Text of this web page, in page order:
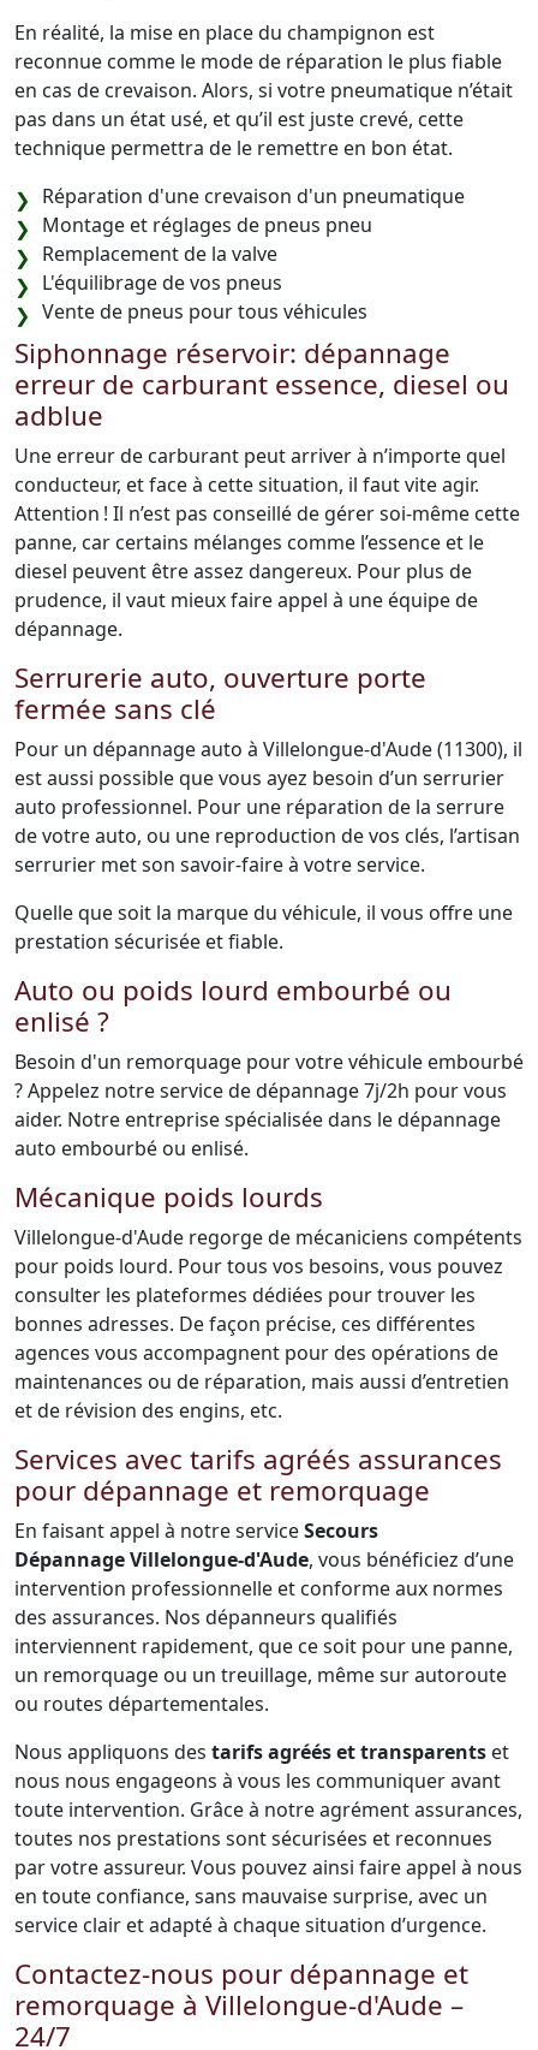
En réalité, la mise en place du champignon est
reconnue comme le mode de réparation le plus fiable
en cas de crevaison. Alors, si votre pneumatique n’était
pas dans un état usé, et qu’il est juste crevé, cette
technique permettra de le remettre en bon état.
Réparation d'une crevaison d'un pneumatique
Montage et réglages de pneus pneu
Remplacement de la valve
L'équilibrage de vos pneus
Vente de pneus pour tous véhicules
Siphonnage réservoir: dépannage
erreur de carburant essence, diesel ou
adblue
Une erreur de carburant peut arriver à n’importe quel
conducteur, et face à cette situation, il faut vite agir.
Attention ! Il n’est pas conseillé de gérer soi-même cette
panne, car certains mélanges comme l’essence et le
diesel peuvent être assez dangereux. Pour plus de
prudence, il vaut mieux faire appel à une équipe de
dépannage.
Serrurerie auto, ouverture porte
fermée sans clé
Pour un dépannage auto à Villelongue-d'Aude (11300), il
est aussi possible que vous ayez besoin d’un serrurier
auto professionnel. Pour une réparation de la serrure
de votre auto, ou une reproduction de vos clés, l’artisan
serrurier met son savoir-faire à votre service.
Quelle que soit la marque du véhicule, il vous offre une
prestation sécurisée et fiable.
Auto ou poids lourd embourbé ou
enlisé ?
Besoin d'un remorquage pour votre véhicule embourbé
? Appelez notre service de dépannage 7j/2h pour vous
aider. Notre entreprise spécialisée dans le dépannage
auto embourbé ou enlisé.
Mécanique poids lourds
Villelongue-d'Aude regorge de mécaniciens compétents
pour poids lourd. Pour tous vos besoins, vous pouvez
consulter les plateformes dédiées pour trouver les
bonnes adresses. De façon précise, ces différentes
agences vous accompagnent pour des opérations de
maintenances ou de réparation, mais aussi d’entretien
et de révision des engins, etc.
Services avec tarifs agréés assurances
pour dépannage et remorquage
En faisant appel à notre serviceSecours
Dépannage Villelongue-d'Aude, vous bénéficiez d’une
intervention professionnelle et conforme aux normes
des assurances. Nos dépanneurs qualifiés
interviennent rapidement, que ce soit pour une panne,
un remorquage ou un treuillage, même sur autoroute
ou routes départementales.
Nous appliquons des tarifs agréés et transparents et
nous nous engageons à vous les communiquer avant
toute intervention. Grâce à notre agrément assurances,
toutes nos prestations sont sécurisées et reconnues
par votre assureur. Vous pouvez ainsi faire appel à nous
en toute confiance, sans mauvaise surprise, avec un
service clair et adapté à chaque situation d’urgence.
Contactez-nous pour dépannage et
remorquage à Villelongue-d'Aude –
24/7